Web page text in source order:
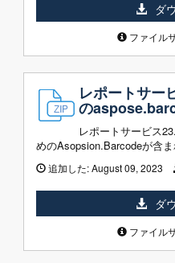
ダ
ファイル
レポートサー
の
レポートサービス
めのAsopsion.Barcodeが含ま
追加した:August 09, 2023
ダ
ファイル